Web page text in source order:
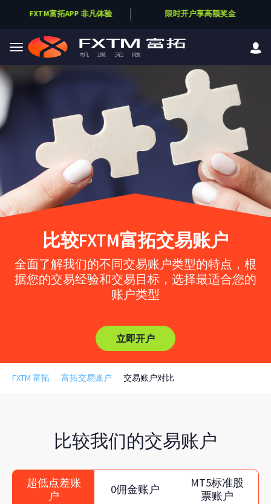
FXTM富拓APP 非凡体验 限时开户享高额奖金
Skip to main content
比较FXTM富拓交易账户
全面了解我们的不同交易账户类型的特点，根
据您的交易经验和交易目标，选择最适合您的
账户类型
立即开户
FXTM 富拓 富拓交易账户 交易账户对比
比较我们的交易账户
超低点差账
户
0佣金账户
MT5标准股
票账户